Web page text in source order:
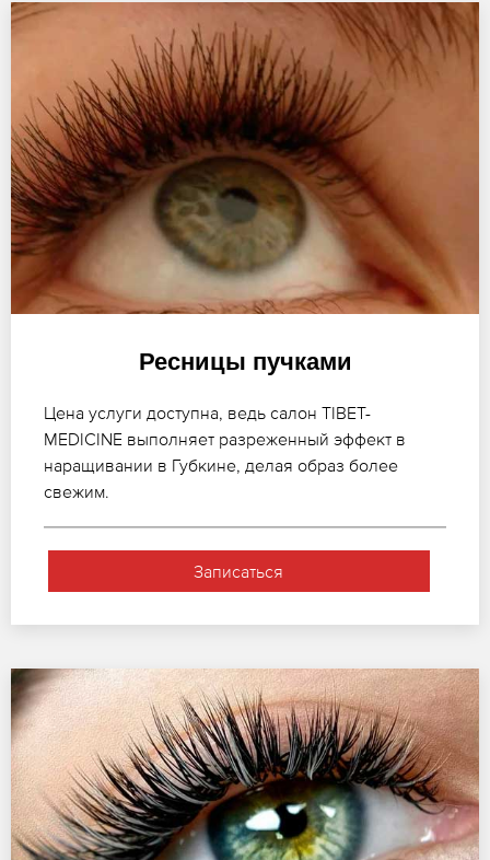
Ресницы пучками
Цена услуги доступна, ведь салон TIBET-
MEDICINE выполняет разреженный эффект в
наращивании в Губкине, делая образ более
свежим.
Записаться